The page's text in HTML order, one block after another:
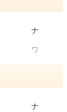
ナ
ワ
ナ